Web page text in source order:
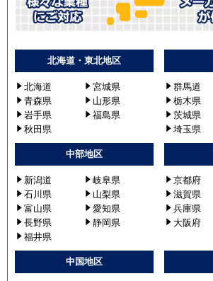
北海道・東北地区
北海道
宮城県
青森県
山形県
岩手県
福島県
秋田県
群馬道
栃木県
茨城県
埼玉県
中部地区
新潟道
岐阜県
石川県
山梨県
富山県
愛知県
長野県
静岡県
福井県
京都府
滋賀県
兵庫県
大阪府
中国地区